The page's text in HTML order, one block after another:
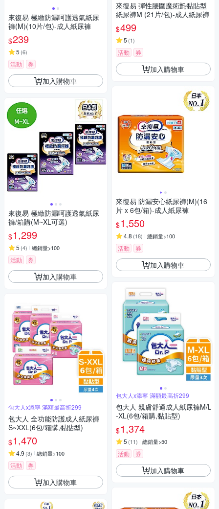
來復易 極緻防漏呵護透氣紙尿
褲(M)(10片/包)-成人紙尿褲
$239
5 (6)
活動 券
加入購物車
來復易 極緻防漏呵護透氣紙尿
褲/箱購(M~XL可選)
$1,299
5 (4) 總銷量>100
活動 券
加入購物車
包大人x添寧 滿額最高折299
包大人 全功能防護成人紙尿褲
S~XXL(6包/箱購,黏貼型)
$1,470
4.9 (3) 總銷量>100
活動 券
加入購物車
來復易 彈性腰圍魔術氈黏貼型
紙尿褲M (21片/包)-成人紙尿褲
$499
5 (1)
活動 券
加入購物車
來復易 防漏安心紙尿褲(M)(16
片 x 6包/箱)-成人紙尿褲
$1,550
4.8 (18) 總銷量>100
活動 券
加入購物車
包大人x添寧 滿額最高折299
包大人 親膚舒適成人紙尿褲M/L
-XL(6包/箱購,黏貼型)
$1,374
5 (11) 總銷量>50
活動 券
加入購物車